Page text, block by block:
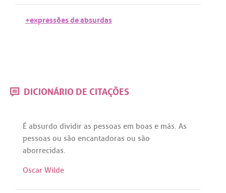
+expressões de absurdas
DICIONÁRIO DE CITAÇÕES
É absurdo dividir as pessoas em boas e más. As
pessoas ou são encantadoras ou são
aborrecidas.
Oscar Wilde